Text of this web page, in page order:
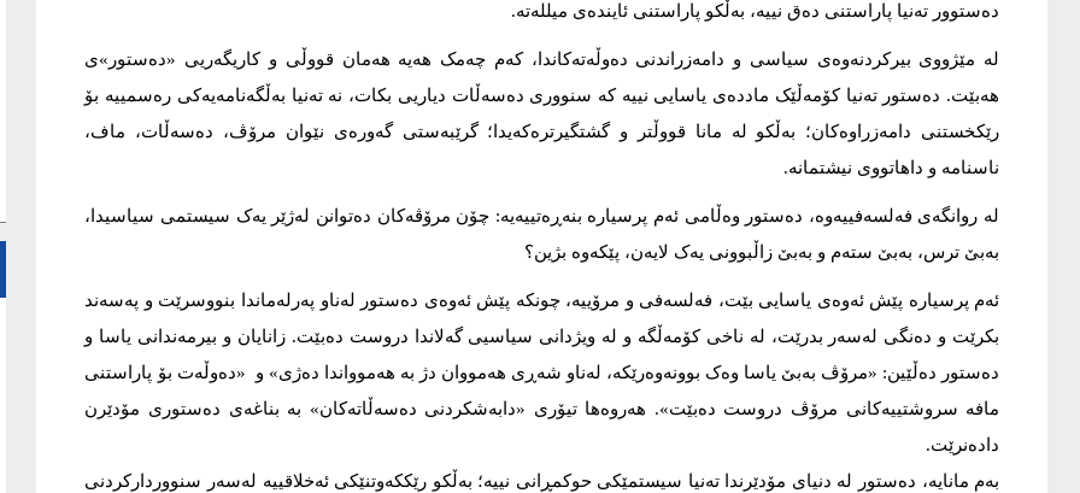
دەستوور تەنیا پاراستنی دەق نییە، بەڵکو پاراستنی ئایندەی میللەتە.
لە مێژووی بیرکردنەوەی سیاسی و دامەزراندنی دەوڵەتەکاندا، کەم چەمک هەیە هەمان قووڵی و کاریگەریی «دەستور»ی
هەبێت. دەستور تەنیا کۆمەڵێک ماددەی یاسایی نییە کە سنووری دەسەڵات دیاریی بکات، نە تەنیا بەڵگەنامەیەکی رەسمییە بۆ
رێکخستنی دامەزراوەکان؛ بەڵکو لە مانا قووڵتر و گشتگیرترەکەیدا؛ گرێبەستی گەورەی نێوان مرۆڤ، دەسەڵات، ماف،
ناسنامە و داهاتووی نیشتمانە.
لە روانگەی فەلسەفییەوە، دەستور وەڵامی ئەم پرسیارە بنەڕەتییەیە: چۆن مرۆڤەکان دەتوانن لەژێر یەک سیستمی سیاسیدا،
بەبێ ترس، بەبێ ستەم و بەبێ زاڵبوونی یەک لایەن، پێکەوە بژین؟
ئەم پرسیارە پێش ئەوەی یاسایی بێت، فەلسەفی و مرۆییە، چونکە پێش ئەوەی دەستور لەناو پەرلەماندا بنووسرێت و پەسەند
بکرێت و دەنگی لەسەر بدرێت، لە ناخی کۆمەڵگە و لە ویژدانی سیاسیی گەلاندا دروست دەبێت. زانایان و بیرمەندانی یاسا و
دەستور دەڵێین: «مرۆڤ بەبێ یاسا وەک بوونەوەرێکە، لەناو شەڕی هەمووان دژ بە هەموواندا دەژی» و «دەوڵەت بۆ پاراستنی
مافە سروشتییەکانی مرۆڤ دروست دەبێت». هەروەها تیۆری «دابەشکردنی دەسەڵاتەکان» بە بناغەی دەستوری مۆدێرن
دادەنرێت.
بەم مانایە، دەستور لە دنیای مۆدێرندا تەنیا سیستمێکی حوکمڕانی نییە؛ بەڵکو رێککەوتنێکی ئەخلاقییە لەسەر سنووردارکردنی